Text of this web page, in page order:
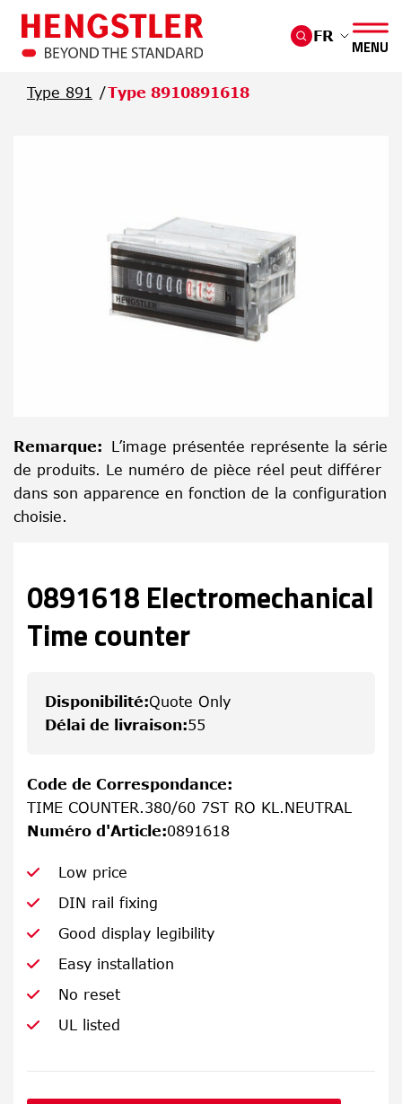
Passer au contenu principal
FR
MENU
Type 891 Type 8910891618
Remarque: L’image présentée représente la série
de produits. Le numéro de pièce réel peut différer
dans son apparence en fonction de la configuration
choisie.
0891618 Electromechanical
Time counter
Disponibilité:Quote Only
Délai de livraison:55
Code de Correspondance:
TIME COUNTER.380/60 7ST RO KL.NEUTRAL
Numéro d'Article:0891618
Low price
DIN rail fixing
Good display legibility
Easy installation
No reset
UL listed